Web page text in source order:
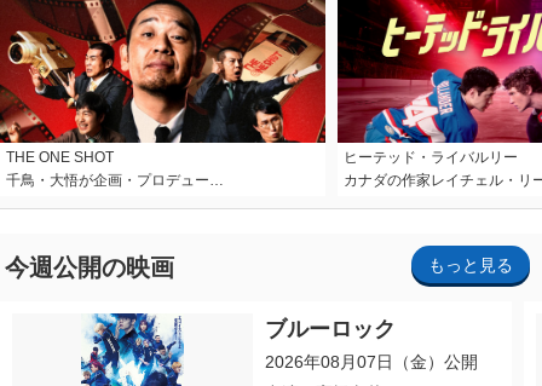
THE ONE SHOT
千鳥・大悟が企画・プロデュー…
ヒーテッド・ライバルリー
カナダの作家レイチェル・リ
今週公開の映画 もっと見る
ブルーロック
2026年08月07日（金）公開